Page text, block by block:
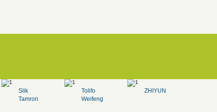
Slik
Tamron
Tolifo
Weifeng
ZHIYUN